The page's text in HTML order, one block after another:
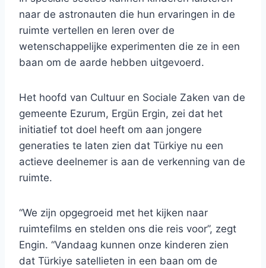
naar de astronauten die hun ervaringen in de
ruimte vertellen en leren over de
wetenschappelijke experimenten die ze in een
baan om de aarde hebben uitgevoerd.
Het hoofd van Cultuur en Sociale Zaken van de
gemeente Ezurum, Ergün Ergin, zei dat het
initiatief tot doel heeft om aan jongere
generaties te laten zien dat Türkiye nu een
actieve deelnemer is aan de verkenning van de
ruimte.
“We zijn opgegroeid met het kijken naar
ruimtefilms en stelden ons die reis voor”, zegt
Engin. “Vandaag kunnen onze kinderen zien
dat Türkiye satellieten in een baan om de